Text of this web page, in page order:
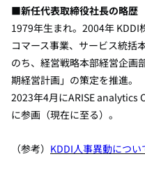
■新任代表取締役社長の略歴
1979年生まれ。2004年 KDDI
コマース事業、サービス統括
のち、 経営戦略本部経営企画
期経営計画」の策定を推進。
2023年4月にARISE analytics
に参画（現在に至る）。
（参考） KDDI人事異動につい